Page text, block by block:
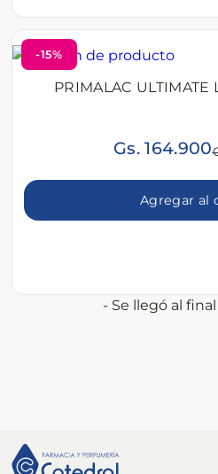
-15%
PRIMALAC ULTIMATE
Gs. 164.900
Agregar al
- Se llegó al